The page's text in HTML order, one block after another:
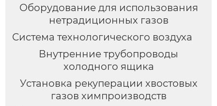
Оборудование для использования
нетрадиционных газов
Система технологического воздуха
Внутренние трубопроводы
холодного ящика
Установка рекуперации хвостовых
газов химпроизводств